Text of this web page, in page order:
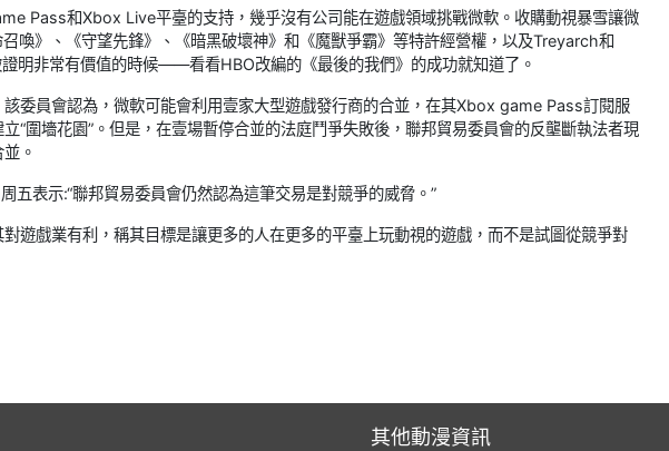
Pass和Xbox Live平臺的支持，幾乎沒有公司能在遊戲領域挑戰微軟。收購動視暴雪讓微
喚》、《守望先鋒》、《暗黑破壞神》和《魔獸爭霸》等特許經營權，以及Treyarch和
明非常有價值的時候——看看HBO改編的《最後的我們》的成功就知道了。
委員會認為，微軟可能會利用壹家大型遊戲發行商的合並，在其Xbox game Pass訂閱服
“圍墻花園”。但是，在壹場暫停合並的法庭鬥爭失敗後，聯邦貿易委員會的反壟斷執法者現
。
表示:“聯邦貿易委員會仍然認為這筆交易是對競爭的威脅。”
遊戲業有利，稱其目標是讓更多的人在更多的平臺上玩動視的遊戲，而不是試圖從競爭對
其他動漫資訊